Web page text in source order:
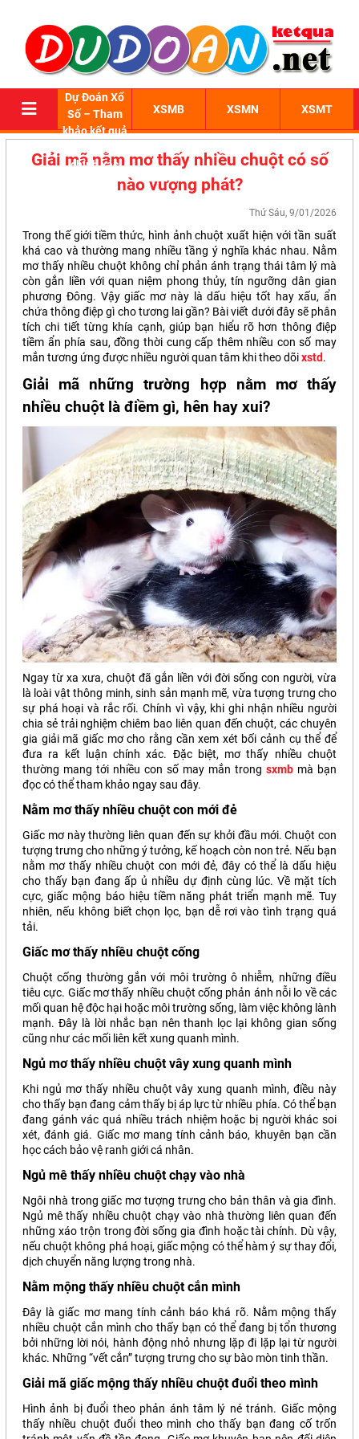
Dự Đoán Xổ
Số – Tham
khảo kết quả
chính xác
XSMB XSMN XSMT
Giải mã nằm mơ thấy nhiều chuột có số
nào vượng phát?
Thứ Sáu, 9/01/2026
Trong thế giới tiềm thức, hình ảnh chuột xuất hiện với tần suất
khá cao và thường mang nhiều tầng ý nghĩa khác nhau. Nằm
mơ thấy nhiều chuột không chỉ phản ánh trạng thái tâm lý mà
còn gắn liền với quan niệm phong thủy, tín ngưỡng dân gian
phương Đông. Vậy giấc mơ này là dấu hiệu tốt hay xấu, ẩn
chứa thông điệp gì cho tương lai gần? Bài viết dưới đây sẽ phân
tích chi tiết từng khía cạnh, giúp bạn hiểu rõ hơn thông điệp
tiềm ẩn phía sau, đồng thời cung cấp thêm nhiều con số may
mắn tương ứng được nhiều người quan tâm khi theo dõixstd.
Giải mã những trường hợp nằm mơ thấy
nhiều chuột là điềm gì, hên hay xui?
Ngay từ xa xưa, chuột đã gắn liền với đời sống con người, vừa
là loài vật thông minh, sinh sản mạnh mẽ, vừa tượng trưng cho
sự phá hoại và rắc rối. Chính vì vậy, khi ghi nhận nhiều người
chia sẻ trải nghiệm chiêm bao liên quan đến chuột, các chuyên
gia giải mã giấc mơ cho rằng cần xem xét bối cảnh cụ thể để
đưa ra kết luận chính xác. Đặc biệt, mơ thấy nhiều chuột
thường mang tới nhiều con số may mắn trong sxmb mà bạn
đọc có thể tham khảo ngay sau đây.
Nằm mơ thấy nhiều chuột con mới đẻ
Giấc mơ này thường liên quan đến sự khởi đầu mới. Chuột con
tượng trưng cho những ý tưởng, kế hoạch còn non trẻ. Nếu bạn
nằm mơ thấy nhiều chuột con mới đẻ, đây có thể là dấu hiệu
cho thấy bạn đang ấp ủ nhiều dự định cùng lúc. Về mặt tích
cực, giấc mộng báo hiệu tiềm năng phát triển mạnh mẽ. Tuy
nhiên, nếu không biết chọn lọc, bạn dễ rơi vào tình trạng quá
tải.
Giấc mơ thấy nhiều chuột cống
Chuột cống thường gắn với môi trường ô nhiễm, những điều
tiêu cực. Giấc mơ thấy nhiều chuột cống phản ánh nỗi lo về các
mối quan hệ độc hại hoặc môi trường sống, làm việc không lành
mạnh. Đây là lời nhắc bạn nên thanh lọc lại không gian sống
cũng như các mối liên kết xung quanh mình.
Ngủ mơ thấy nhiều chuột vây xung quanh mình
Khi ngủ mơ thấy nhiều chuột vây xung quanh mình, điều này
cho thấy bạn đang cảm thấy bị áp lực từ nhiều phía. Có thể bạn
đang gánh vác quá nhiều trách nhiệm hoặc bị người khác soi
xét, đánh giá. Giấc mơ mang tính cảnh báo, khuyên bạn cần
học cách bảo vệ ranh giới cá nhân.
Ngủ mê thấy nhiều chuột chạy vào nhà
Ngôi nhà trong giấc mơ tượng trưng cho bản thân và gia đình.
Ngủ mê thấy nhiều chuột chạy vào nhà thường liên quan đến
những xáo trộn trong đời sống gia đình hoặc tài chính. Dù vậy,
nếu chuột không phá hoại, giấc mộng có thể hàm ý sự thay đổi,
dịch chuyển năng lượng trong nhà.
Nằm mộng thấy nhiều chuột cắn mình
Đây là giấc mơ mang tính cảnh báo khá rõ. Nằm mộng thấy
nhiều chuột cắn mình cho thấy bạn có thể đang bị tổn thương
bởi những lời nói, hành động nhỏ nhưng lặp đi lặp lại từ người
khác. Những “vết cắn” tượng trưng cho sự bào mòn tinh thần.
Giải mã giấc mộng thấy nhiều chuột đuổi theo mình
Hình ảnh bị đuổi theo phản ánh tâm lý né tránh. Giấc mộng
thấy nhiều chuột đuổi theo mình cho thấy bạn đang cố trốn